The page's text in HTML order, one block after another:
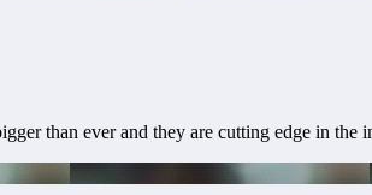
than ever and they are cutting edge in